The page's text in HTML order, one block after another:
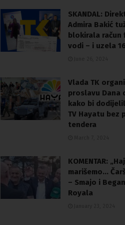
SKANDAL:
Admira Bakić
blokirala račun
vodi – i uzela
Vlada TK
proslavu Dana
kako bi
TV Hayatu bez
tendera
KOMENTAR:
marišemo…
– Smajo i
Royala